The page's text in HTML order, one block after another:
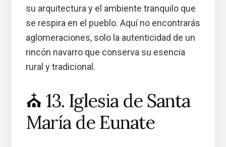
su arquitectura y el ambiente tranquilo que
se respira en el pueblo. Aquí no encontrarás
aglomeraciones, solo la autenticidad de un
rincón navarro que conserva su esencia
rural y tradicional.
⛪ 13. Iglesia de Santa
María de Eunate